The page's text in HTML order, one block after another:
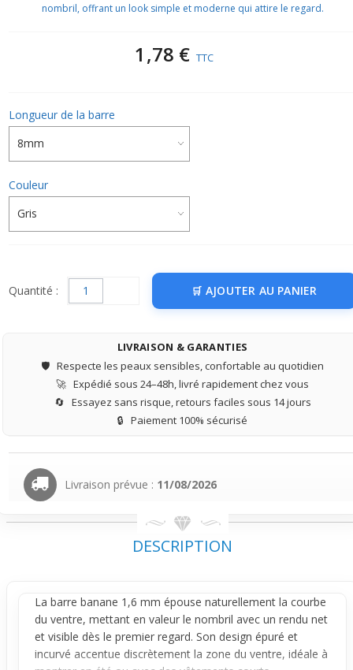
nombril, offrant un look simple et moderne qui attire le regard.
1,78 € TTC
Longueur de la barre
Couleur
Quantité : AJOUTER AU PANIER
LIVRAISON & GARANTIES
🛡️ Respecte les peaux sensibles, confortable au quotidien
🚀 Expédié sous 24–48h, livré rapidement chez vous
🔄 Essayez sans risque, retours faciles sous 14 jours
🔒 Paiement 100% sécurisé
Livraison prévue : 11/08/2026
DESCRIPTION
La barre banane 1,6 mm épouse naturellement la courbe
du ventre, mettant en valeur le nombril avec un rendu net
et visible dès le premier regard. Son design épuré et
incurvé accentue discrètement la zone du ventre, idéale à